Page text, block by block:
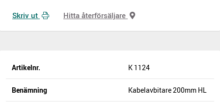
Skriv ut Hitta återförsäljare
Artikelnr. K 1124
Benämning Kabelavbitare 200mm HL